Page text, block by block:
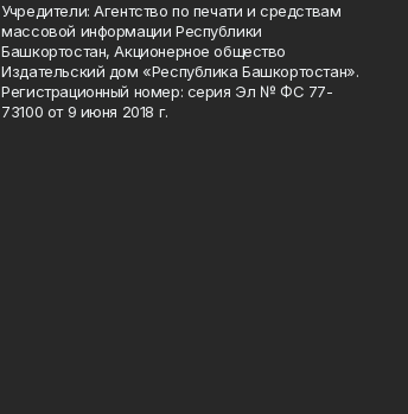
Учредители: Агентство по печати и средствам
массовой информации Республики
Башкортостан, Акционерное общество
Издательский дом «Республика Башкортостан».
Регистрационный номер: серия Эл № ФС 77-
73100 от 9 июня 2018 г.